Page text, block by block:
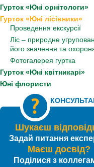
Гурток «Юні орнітологи»
Гурток «Юні лісівники»
Проведення екскурсії
Ліс – природне
його значення та
Фотогалерея гуртка
Гурток «Юні квітникарі»
Юні флористи
Шукаєш
Задай питання
Маєш досвід?
Поділися з